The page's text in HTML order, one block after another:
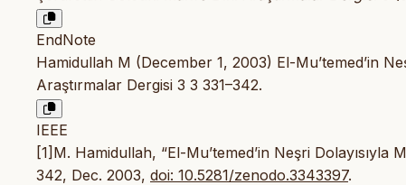
EndNote
Hamidullah M (December 1, 2003) El-Mu’temed’in
Araştırmalar Dergisi 3 3 331–342.
IEEE
[1]M. Hamidullah, “El-Mu’temed’in Neşri Dolayısıyla
342, Dec. 2003, doi: 10.5281/zenodo.3343397.